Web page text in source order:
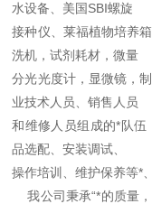
水设备、美国SBI螺旋
接种仪、莱福植物培养
洗机，试剂耗材，微量
分光光度计，显微镜，
业技术人员、销售人员
和维修人员组成的*队
品选配、安装调试、
操作培训、维护保养等*
我公司秉承“*的质量